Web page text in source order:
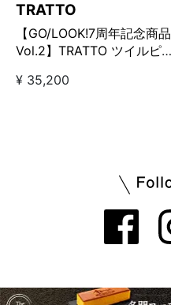
TRATTO
【GO/LOOK!7周年記念商品
Vol.2】TRATTO ツイルピ
グリーン【GO/LOOK!限定
¥ 35,200